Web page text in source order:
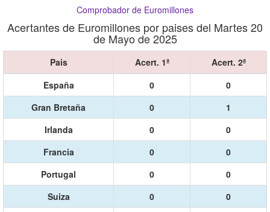
Comprobador de Euromillones
Acertantes de Euromillones por paises del Martes 20
de Mayo de 2025
Pais Acert. 1ª
Acert. 2ª
España
0
0
Gran Bretaña
0
1
Irlanda
0
0
Francia
0
0
Portugal
0
0
Suiza
0
0